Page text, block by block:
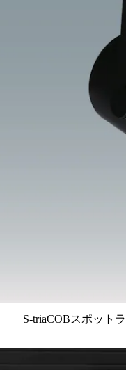
S-triaCOBスポット